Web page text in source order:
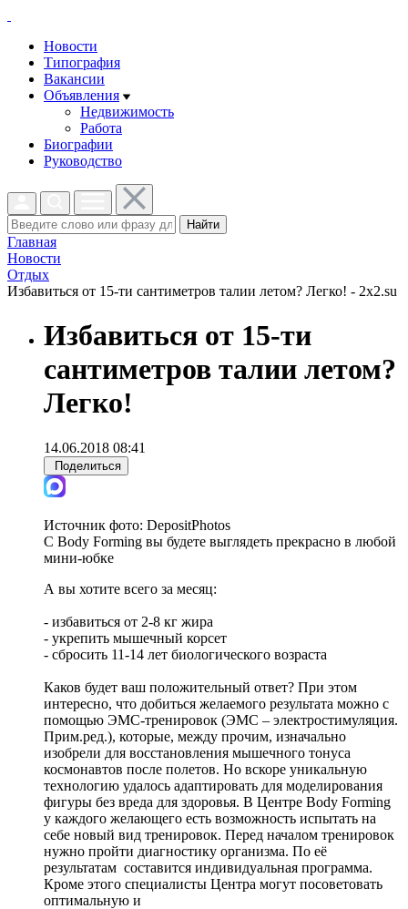
Новости
Типография
Вакансии
Объявления
Недвижимость
Работа
Биографии
Руководство
Найти
Главная
Новости
Отдых
Избавиться от 15-ти сантиметров талии летом? Легко! - 2x2.su
Избавиться от 15-ти
сантиметров талии летом?
Легко!
14.06.2018 08:41
Поделиться
Источник фото: DepositPhotos
С Body Forming вы будете выглядеть прекрасно в любой
мини-юбке
А вы хотите всего за месяц:
- избавиться от 2-8 кг жира
- укрепить мышечный корсет
- сбросить 11-14 лет биологического возраста
Каков будет ваш положительный ответ? При этом
интересно, что добиться желаемого результата можно с
помощью ЭМС-тренировок (ЭМС – электростимуляция.
Прим.ред.), которые, между прочим, изначально
изобрели для восстановления мышечного тонуса
космонавтов после полетов. Но вскоре уникальную
технологию удалось адаптировать для моделирования
фигуры без вреда для здоровья. В Центре Body Forming
у каждого желающего есть возможность испытать на
себе новый вид тренировок. Перед началом тренировок
нужно пройти диагностику организма. По её
результатам составится индивидуальная программа.
Кроме этого специалисты Центра могут посоветовать
оптимальную и